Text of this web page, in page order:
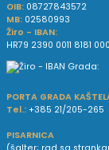
OIB: 08727843572
MB: 02580993
Žiro - IBAN:
HR79 2390 0011 8181
PORTA GRADA
Tel.: +385 21/205-265
PISARNICA